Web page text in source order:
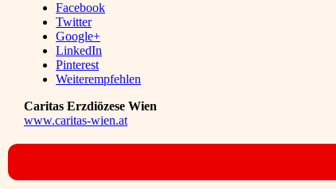
Facebook
Twitter
Google+
LinkedIn
Pinterest
Weiterempfehlen
Caritas Erzdiözese Wien
www.caritas-wien.at